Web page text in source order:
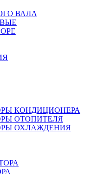
ВАЛА
КОНДИЦИОНЕРА
ОТОПИТЕЛЯ
ОХЛАЖДЕНИЯ